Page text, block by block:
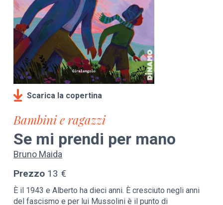
Scarica la copertina
Bambini e ragazzi
Se mi prendi per mano
Bruno Maida
Prezzo 13 €
È il 1943 e Alberto ha dieci anni. È cresciuto negli anni
del fascismo e per lui Mussolini è il punto di